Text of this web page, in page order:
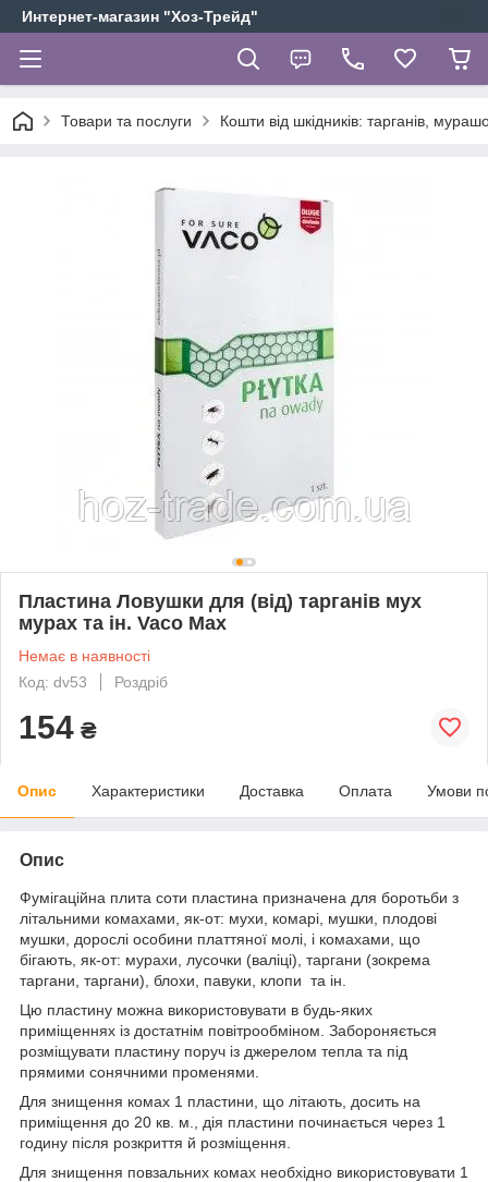
Интернет-магазин "Хоз-Трейд"
Товари та послуги Кошти від шкідників: тарганів,
Пластина Ловушки для (від) тарганів мух
мурах та ін. Vaco Max
Немає в наявності
Код: dv53
Роздріб
154 ₴
Опис Характеристики Доставка Оплата Умови
Опис
Фумігаційна плита cоти пластина призначена для боротьби з
літальними комахами, як-от: мухи, комарі, мушки, плодові
мушки, дорослі особини платтяної молі, і комахами, що
бігають, як-от: мурахи, лусочки (валіці), таргани (зокрема
таргани, таргани), блохи, павуки, клопи та ін.
Цю пластину можна використовувати в будь-яких
приміщеннях із достатнім повітрообміном. Забороняється
розміщувати пластину поруч із джерелом тепла та під
прямими сонячними променями.
Для знищення комах 1 пластини, що літають, досить на
приміщення до 20 кв. м., дія пластини починається через 1
годину після розкриття й розміщення.
Для знищення повзальних комах необхідно використовувати 1